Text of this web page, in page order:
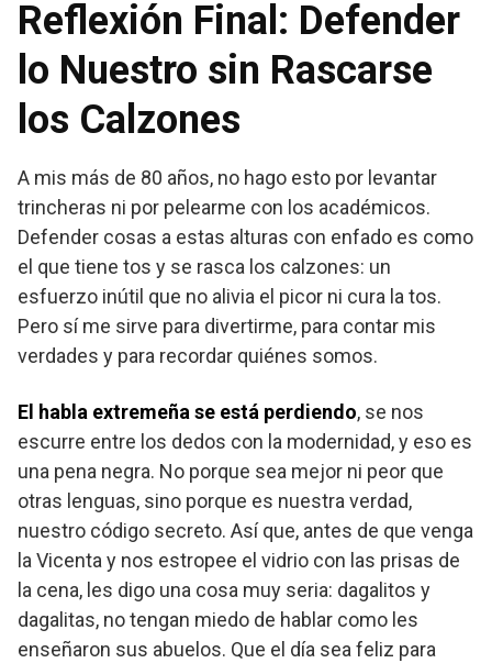
Reflexión Final: Defender
lo Nuestro sin Rascarse
los Calzones
A mis más de 80 años, no hago esto por levantar
trincheras ni por pelearme con los académicos.
Defender cosas a estas alturas con enfado es como
el que tiene tos y se rasca los calzones: un
esfuerzo inútil que no alivia el picor ni cura la tos.
Pero sí me sirve para divertirme, para contar mis
verdades y para recordar quiénes somos.
El habla extremeña se está perdiendo, se nos
escurre entre los dedos con la modernidad, y eso es
una pena negra. No porque sea mejor ni peor que
otras lenguas, sino porque es nuestra verdad,
nuestro código secreto. Así que, antes de que venga
la Vicenta y nos estropee el vidrio con las prisas de
la cena, les digo una cosa muy seria: dagalitos y
dagalitas, no tengan miedo de hablar como les
enseñaron sus abuelos. Que el día sea feliz para